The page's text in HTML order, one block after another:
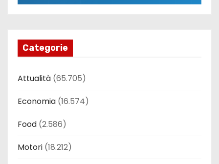
Categorie
Attualità (65.705)
Economia (16.574)
Food (2.586)
Motori (18.212)